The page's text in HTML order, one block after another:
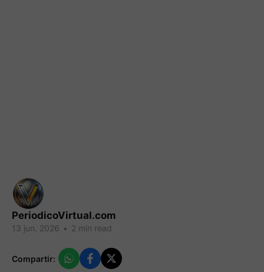
PeriodicoVirtual.com
13 jun. 2026 • 2 min read
Compartir: